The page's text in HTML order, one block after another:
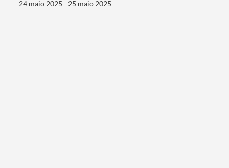
24 maio 2025 - 25 maio 2025